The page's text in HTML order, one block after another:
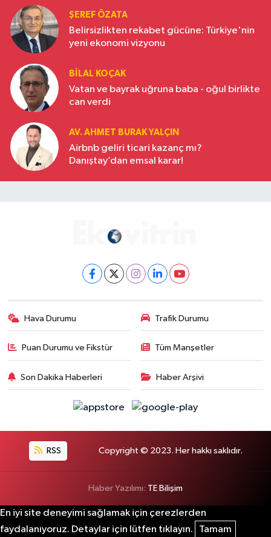
ŞEREF ÖZATA
Belirsizlikten rekabet gücüne: Türkiye'nin
yeni ekonomi vizyonu
BILAL KOÇAK
Vatan ve bayrak uğruna baba - oğul birlikte
can verdi
AV. AHMET BURAK YALÇIN
Airbnb geliri ticari kazanç mı?
Danıştay’dan emsal karar!
Hava Durumu Trafik Durumu
Puan Durumu ve Fikstür Tüm Manşetler
Son Dakika Haberleri Haber Arşivi
RSS Copyright © 2023. Her hakkı saklıdır.
Haber Yazılımı: TE Bilişim
En iyi site deneyimi sağlamak için çerezlerden
faydalanıyoruz. Detaylar için lütfen tıklayın.
Tamam